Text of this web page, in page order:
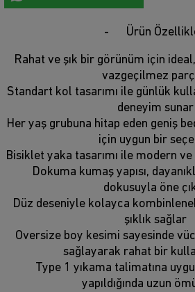
Ürün
Rahat ve şık bir görünüm için
vazgeçilmez
Standart kol tasarımı ile günlük
deneyim sunar
Her yaş grubuna hitap eden geniş
için uygun bir
Bisiklet yaka tasarımı ile modern
Dokuma kumaş yapısı,
dokusuyla öne
Düz deseniyle kolayca
şıklık sağlar
Oversize boy kesimi sayesinde
sağlayarak rahat bir
Type 1 yıkama talimatına
yapıldığında uzun